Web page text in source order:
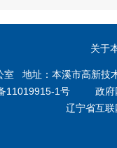
关于
室 地址：本溪市高新
11019915-1号 政府
辽宁省互